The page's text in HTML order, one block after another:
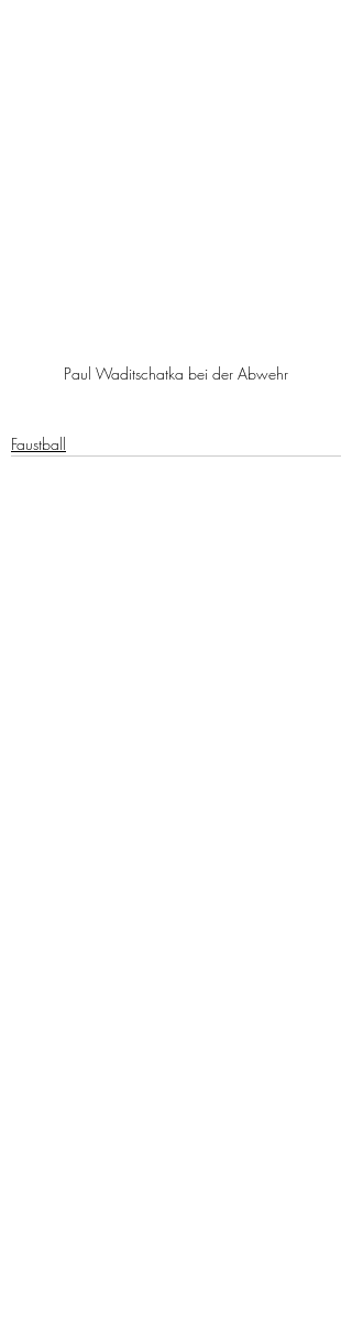
Paul Waditschatka bei der Abwehr
Faustball